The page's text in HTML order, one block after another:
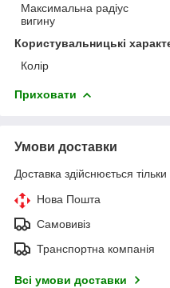
Максимальна радіус
вигину
Користувальницькі
Колір
Приховати
Умови доставки
Доставка здійснюється
Нова Пошта
Самовивіз
Транспортна компанія
Всі умови доставки